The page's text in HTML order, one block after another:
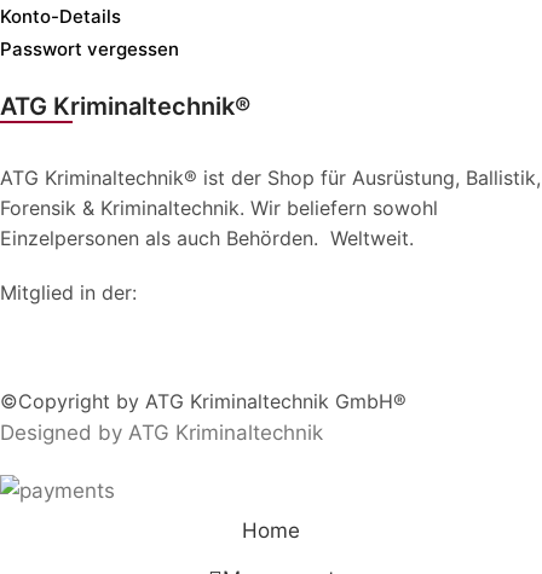
Konto-Details
Passwort vergessen
ATG Kriminaltechnik®
ATG Kriminaltechnik® ist der Shop für Ausrüstung, Ballistik,
Forensik & Kriminaltechnik. Wir beliefern sowohl
Einzelpersonen als auch Behörden. Weltweit.
Mitglied in der:
©Copyright by ATG Kriminaltechnik GmbH®
Designed by ATG Kriminaltechnik
Home